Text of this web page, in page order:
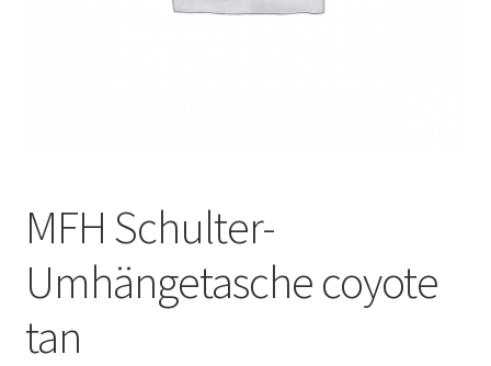
MFH Schulter-
Umhängetasche coyote
tan